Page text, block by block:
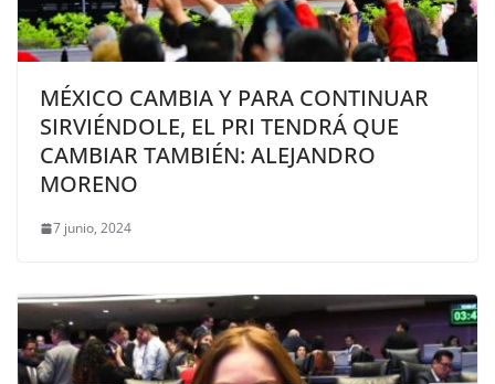
MÉXICO CAMBIA Y PARA CONTINUAR
SIRVIÉNDOLE, EL PRI TENDRÁ QUE
CAMBIAR TAMBIÉN: ALEJANDRO
MORENO
7 junio, 2024